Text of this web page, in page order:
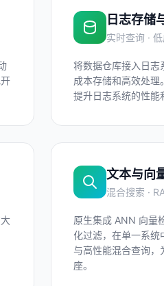
日志存储
实时查询 ·
将数据仓库接入日志
成本存储和高效处理
提升日志系统的性能
文本与向
混合搜索 ·
原生集成 ANN 向量
化过滤，在单一系统
与高性能混合查询，
座。